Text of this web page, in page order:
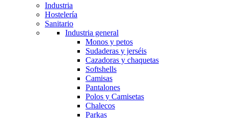
Industria
Hostelería
Sanitario
Industria general
Monos y petos
Sudaderas y jerséis
Cazadoras y chaquetas
Softshells
Camisas
Pantalones
Polos y Camisetas
Chalecos
Parkas